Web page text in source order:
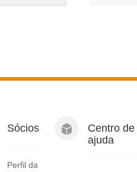
Sócios
Perfil da
Centro de
ajuda